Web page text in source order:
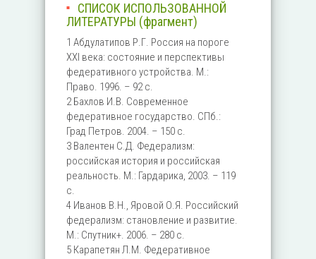
СПИСОК ИСПОЛЬЗОВАННОЙ
ЛИТЕРАТУРЫ (фрагмент)
1 Абдулатипов Р.Г. Россия на пороге
XXI века: состояние и перспективы
федеративного устройства. М.:
Право. 1996. – 92 с.
2 Бахлов И.В. Современное
федеративное государство. СПб.:
Град Петров. 2004. – 150 с.
3 Валентен С.Д. Федерализм:
российская история и российская
реальность. М.: Гардарика, 2003. – 119
с.
4 Иванов В.Н., Яровой О.Я. Российский
федерализм: становление и развитие.
М.: Спутник+. 2006. – 280 с.
5 Карапетян Л.М. Федеративное